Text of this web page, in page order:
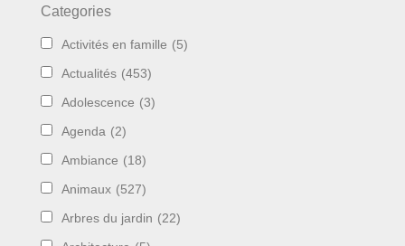
Categories
Activités en famille (5)
Actualités (453)
Adolescence (3)
Agenda (2)
Ambiance (18)
Animaux (527)
Arbres du jardin (22)